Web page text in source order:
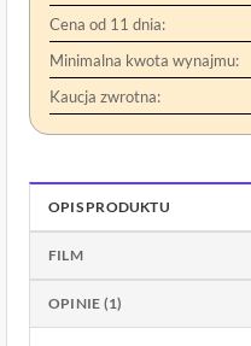
Cena od 11 dnia:
Minimalna kwota wynajmu:
Kaucja zwrotna:
OPIS PRODUKTU
FILM
OPINIE (1)